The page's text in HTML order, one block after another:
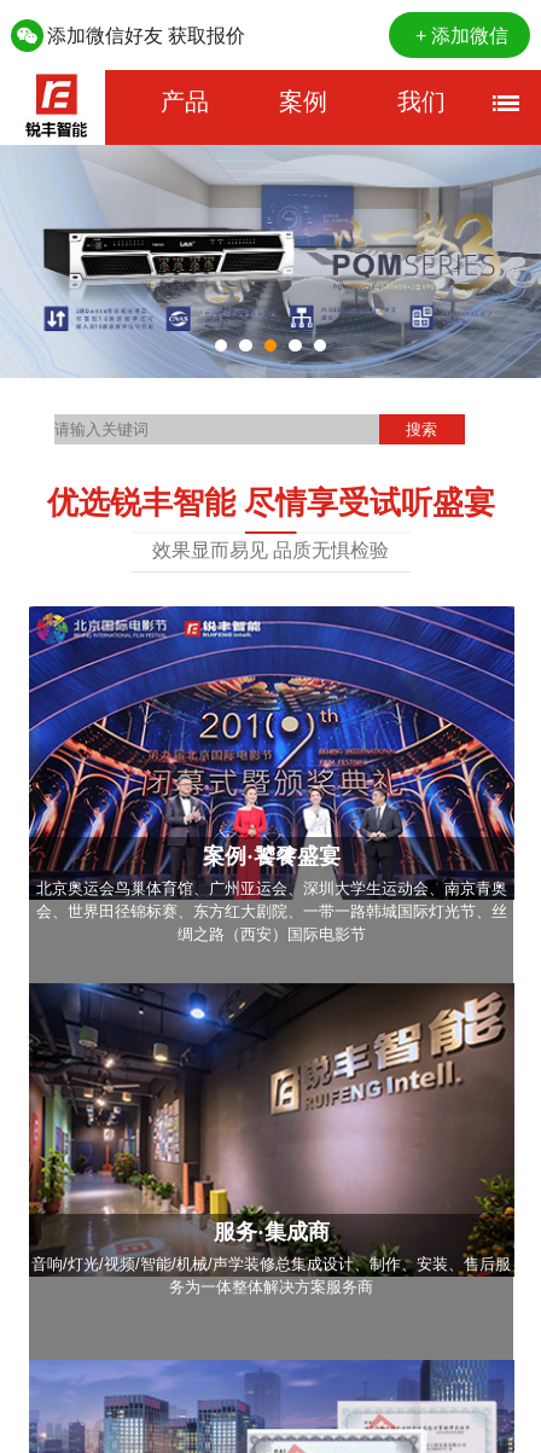
添加微信好友 获取报价 + 添加微信
产品 案例 我们
优选锐丰智能 尽情享受试听盛宴
效果显而易见 品质无惧检验
案例·饕餮盛宴
北京奥运会鸟巢体育馆、广州亚运会、深圳大学生运动会、南京青奥
会、世界田径锦标赛、东方红大剧院、一带一路韩城国际灯光节、丝
绸之路（西安）国际电影节
服务·集成商
音响/灯光/视频/智能/机械/声学装修总集成设计、制作、安装、售后服
务为一体整体解决方案服务商